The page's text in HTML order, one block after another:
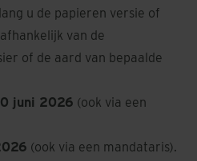
u de papieren versie of
van de
of de aard van bepaalde
juni 2026 (ook via een
(ook via een mandataris).